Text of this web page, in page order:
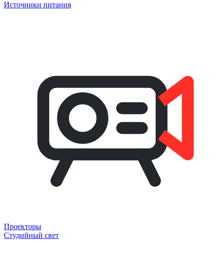
Источники питания
Проекторы
Студийный свет